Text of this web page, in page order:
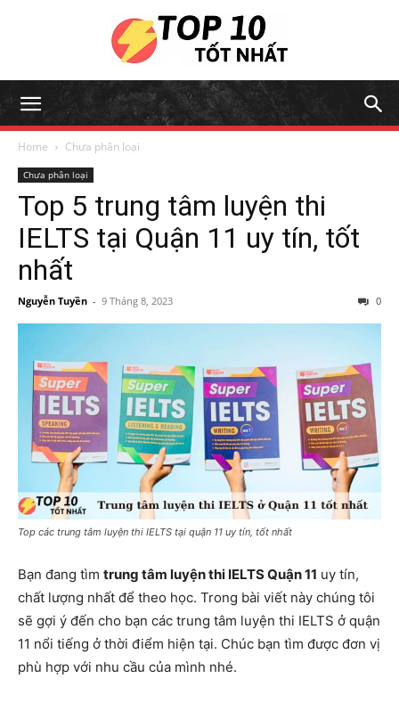
Home Chưa phân loại
Chưa phân loại
Top 5 trung tâm luyện thi
IELTS tại Quận 11 uy tín, tốt
nhất
Nguyễn Tuyền - 9 Tháng 8, 2023 0
Top các trung tâm luyện thi IELTS tại quận 11 uy tín, tốt nhất
Bạn đang tìm trung tâm luyện thi IELTS Quận 11 uy tín,
chất lượng nhất để theo học. Trong bài viết này chúng tôi
sẽ gợi ý đến cho bạn các trung tâm luyện thi IELTS ở quận
11 nổi tiếng ở thời điểm hiện tại. Chúc bạn tìm được đơn vị
phù hợp với nhu cầu của mình nhé.